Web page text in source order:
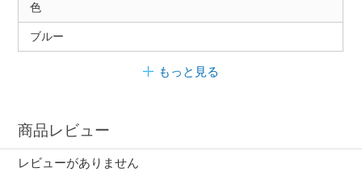
色
ブルー
もっと見る
商品レビュー
レビューがありません